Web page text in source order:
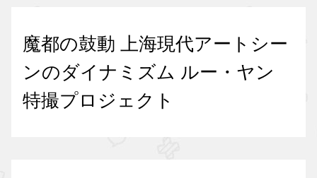
魔都の鼓動 上海現代アートシー
ンのダイナミズム ルー・ヤン
特撮プロジェクト